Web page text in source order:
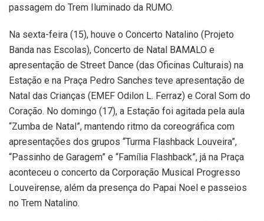
passagem do Trem Iluminado da RUMO.
Na sexta-feira (15), houve o Concerto Natalino (Projeto
Banda nas Escolas), Concerto de Natal BAMALO e
apresentação de Street Dance (das Oficinas Culturais) na
Estação e na Praça Pedro Sanches teve apresentação de
Natal das Crianças (EMEF Odilon L. Ferraz) e Coral Som do
Coração. No domingo (17), a Estação foi agitada pela aula
“Zumba de Natal”, mantendo ritmo da coreográfica com
apresentações dos grupos “Turma Flashback Louveira”,
“Passinho de Garagem” e “Família Flashback”, já na Praça
aconteceu o concerto da Corporação Musical Progresso
Louveirense, além da presença do Papai Noel e passeios
no Trem Natalino.